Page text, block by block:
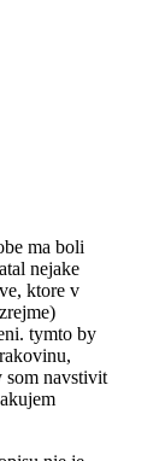
ma boli
nejake
ktore v
tymto by
som navstivit